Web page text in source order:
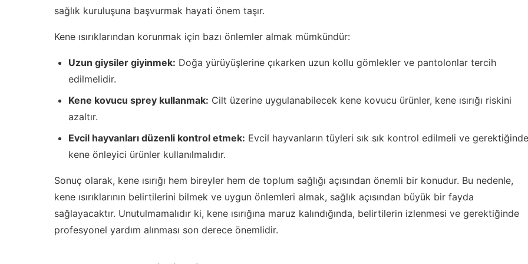
sağlık kuruluşuna başvurmak hayati önem taşır.
Kene ısırıklarından korunmak için bazı önlemler almak mümkündür:
Uzun giysiler giyinmek: Doğa yürüyüşlerine çıkarken uzun kollu gömlekler ve pantolonlar tercih
edilmelidir.
Kene kovucu sprey kullanmak: Cilt üzerine uygulanabilecek kene kovucu ürünler, kene ısırığı riskini
azaltır.
Evcil hayvanları düzenli kontrol etmek: Evcil hayvanların tüyleri sık sık kontrol edilmeli ve gerektiğinde
kene önleyici ürünler kullanılmalıdır.
Sonuç olarak, kene ısırığı hem bireyler hem de toplum sağlığı açısından önemli bir konudur. Bu nedenle,
kene ısırıklarının belirtilerini bilmek ve uygun önlemleri almak, sağlık açısından büyük bir fayda
sağlayacaktır. Unutulmamalıdır ki, kene ısırığına maruz kalındığında, belirtilerin izlenmesi ve gerektiğinde
profesyonel yardım alınması son derece önemlidir.